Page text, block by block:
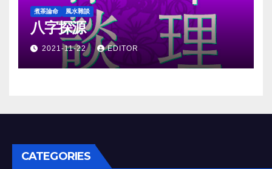
煮茶論命 風水雜談
八字探源
2021-11-22 EDITOR
CATEGORIES